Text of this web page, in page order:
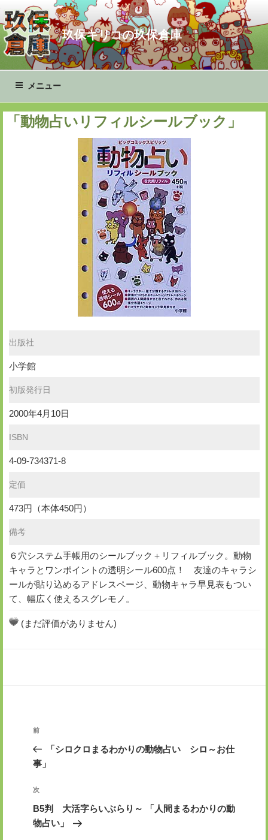
ン
テ
ン
玖保キリコの玖保倉庫
メニュー
「動物占いリフィルシールブック」
出版社
小学館
初版発行日
2000年4月10日
ISBN
4-09-734371-8
定価
473円（本体450円）
備考
６穴システム手帳用のシールブック＋リフィルブック。動物
キャラとワンポイントの透明シール600点！ 友達のキャラシ
ールが貼り込めるアドレスページ、動物キャラ早見表もつい
て、幅広く使えるスグレモノ。
(まだ評価がありません)
投
ナ
ゲ
ー
シ
前
の
投
前
「シロクロまるわかりの動物占い シロ～お仕
事」
次
の
投
次
B5判 大活字らいぶらり～ 「人間まるわかりの動
物占い」